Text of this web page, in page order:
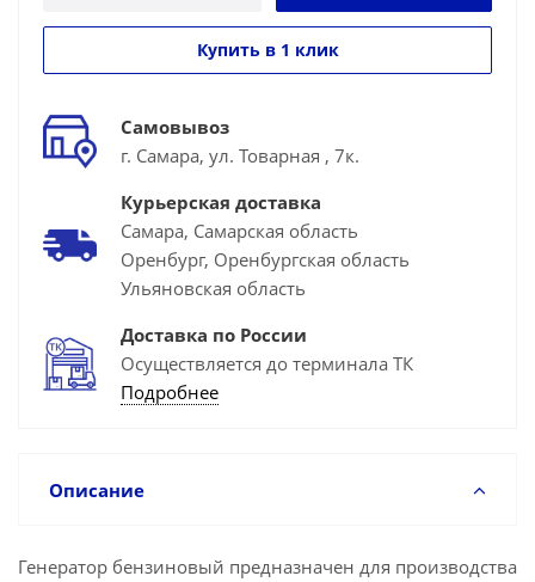
Купить в 1 клик
Самовывоз
г. Самара, ул. Товарная , 7к.
Курьерская доставка
Самара, Самарская область
Оренбург, Оренбургская область
Ульяновская область
Доставка по России
Осуществляется до терминала ТК
Подробнее
Описание
Генератор бензиновый предназначен для производства